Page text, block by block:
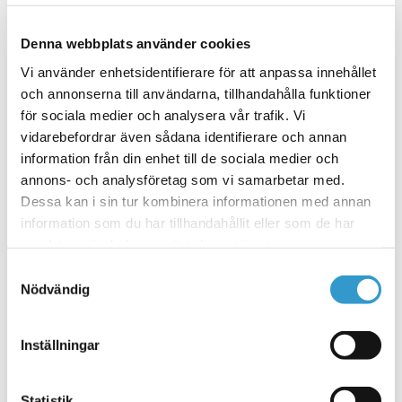
Denna webbplats använder cookies
Vi använder enhetsidentifierare för att anpassa innehållet
och annonserna till användarna, tillhandahålla funktioner
för sociala medier och analysera vår trafik. Vi
vidarebefordrar även sådana identifierare och annan
information från din enhet till de sociala medier och
annons- och analysföretag som vi samarbetar med.
Dessa kan i sin tur kombinera informationen med annan
information som du har tillhandahållit eller som de har
Nödvändig
Inställningar
Lägg till i varukorg
Crawford Trådad knapp – till
garageportmotor
249kr inkl. moms
Lägg till i varukorg
1395kr inkl. moms